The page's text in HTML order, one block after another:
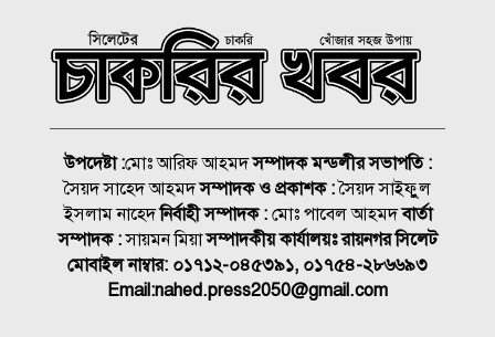
গ্রিস উপকূল থেকে দুই শতাধিক
অভিবাসী উদ্ধার, বেশিরভাগই
বাংলাদেশি
ধর্ষণের মামলায় কনটেন্ট ক্রিয়েটর
রিপন মিয়া গ্রেপ্তার
রাত ১টার মধ্যে যেসব জেলায় ৬০
উপদেষ্টা :মোঃ আরিফ আহমদসম্পাদক মন্ডলীর সভাপতি :
সৈয়দ সাহেদ আহমদসম্পাদক ও প্রকাশক :সৈয়দ সাইফুুল
ইসলাম নাহেদনির্বাহী সম্পাদক :মোঃ পাবেল আহমদবার্তা
সম্পাদক :সায়মন মিয়াসম্পাদকীয় কার্যালয়ঃ রায়নগর সিলেট
মোবাইল নাম্বার: ০১৭১২-০৪৫৩৯১, ০১৭৫৪-২৮৬৬৯৩
Email:nahed.press2050@gmail.com